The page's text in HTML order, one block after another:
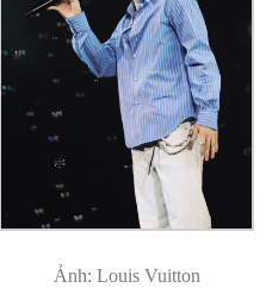
Ảnh: Louis Vuitton